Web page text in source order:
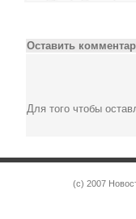
Оставить
Для того чтобы
(c) 2007